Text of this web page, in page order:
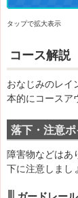
タップで拡大表示
コース解説
おなじみのレイ
本的にコースア
落下・注意ポ
障害物などはあ
下に注意しまし